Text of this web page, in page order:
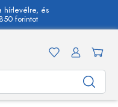
hírlevélre, és
forintot